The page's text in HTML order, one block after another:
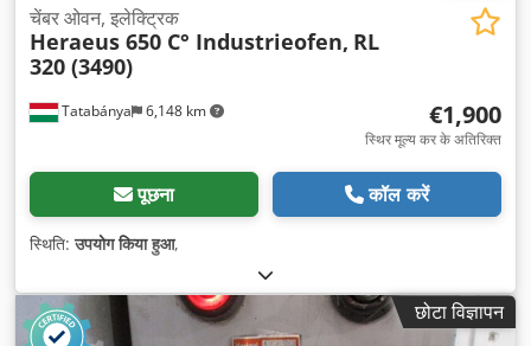
Tatabánya 6,148 km
चेंबर ओवन, इलेक्ट्रिक
Heraeus 650 C° Industrieofen, RL
320 (3490)
€1,900
स्थिर मूल्य कर के अतिरिक्त
पूछना कॉल करें
स्थिति:उपयोग किया हुआ,
छोटा विज्ञापन